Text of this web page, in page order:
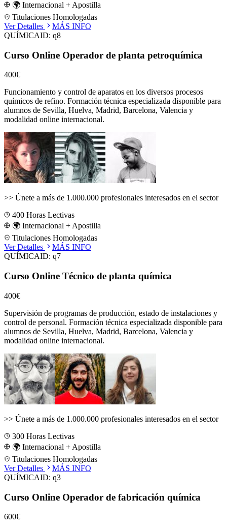
🌍 Internacional + Apostilla
Titulaciones Homologadas
Ver Detalles
MÁS INFO
QUÍMICAID: q8
Curso Online Operador de planta petroquímica
400€
Funcionamiento y control de aparatos en los diversos procesos
químicos de refino. Formación técnica especializada disponible para
alumnos de Sevilla, Huelva, Madrid, Barcelona, Valencia y
modalidad online internacional.
>> Únete a más de 1.000.000 profesionales interesados en el sector
400 Horas Lectivas
🌍 Internacional + Apostilla
Titulaciones Homologadas
Ver Detalles
MÁS INFO
QUÍMICAID: q7
Curso Online Técnico de planta química
400€
Supervisión de programas de producción, estado de instalaciones y
control de personal. Formación técnica especializada disponible para
alumnos de Sevilla, Huelva, Madrid, Barcelona, Valencia y
modalidad online internacional.
>> Únete a más de 1.000.000 profesionales interesados en el sector
300 Horas Lectivas
🌍 Internacional + Apostilla
Titulaciones Homologadas
Ver Detalles
MÁS INFO
QUÍMICAID: q3
Curso Online Operador de fabricación química
600€